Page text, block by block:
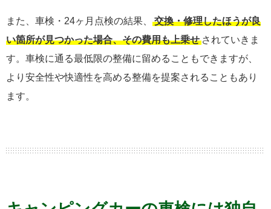
また、車検・24ヶ月点検の結果、
交換・修理したほうが良
い箇所が見つかった場合、その費用も上乗せ されていきま
す。車検に通る最低限の整備に留めることもできますが、
より安全性や快適性を高める整備を提案されることもあり
ます。